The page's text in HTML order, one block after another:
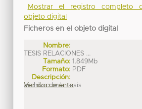
Mostrar el registro completo
objeto digital
Ficheros en el objeto digital
Nombre:
TESIS RELACIONES ...
Tamaño: 1.849Mb
Formato: PDF
Descripción:
archivo de la tesis
Ver documento